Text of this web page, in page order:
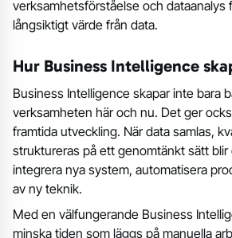
verksamhetsförståelse och dataanalys
långsiktigt värde från data.
Hur Business Intelligence
Business Intelligence skapar inte bara
verksamheten här och nu. Det ger
framtida utveckling. När data samlas,
struktureras på ett genomtänkt sätt
integrera nya system, automatisera
av ny teknik.
Med en välfungerande Business
minska tiden som läggs på manuella